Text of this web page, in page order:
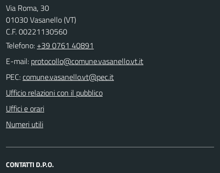
Via Roma, 30
01030 Vasanello (VT)
C.F. 00221130560
Telefono: +39 0761 40891
E-mail:
PEC:
Ufficio relazioni con il pubblico
Uffici e orari
Numeri utili
CONTATTI D.P.O.